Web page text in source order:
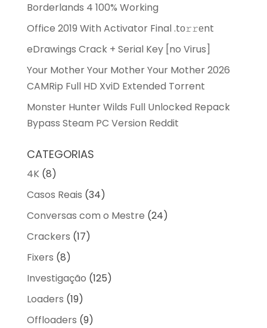
Borderlands 4 100% Working
Office 2019 With Activator Final .tо𝚛𝚛еnt
eDrawings Crack + Serial Key [no Virus]
Your Mother Your Mother Your Mother 2026
CAMRip Full HD XviD Extended Torrent
Monster Hunter Wilds Full Unlocked Repack
Bypass Steam PC Version Reddit
CATEGORIAS
4K(8)
Casos Reais (34)
Conversas com o Mestre (24)
Crackers (17)
Fixers (8)
Investigação (125)
Loaders (19)
Offloaders (9)